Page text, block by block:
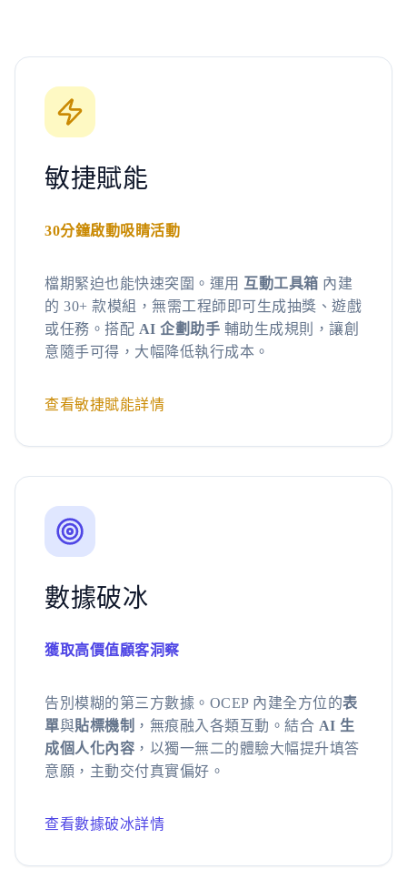
敏捷賦能
30分鐘啟動吸睛活動
檔期緊迫也能快速突圍。運用 互動工具箱 內建
的 30+ 款模組，無需工程師即可生成抽獎、遊戲
或任務。搭配 AI 企劃助手 輔助生成規則，讓創
意隨手可得，大幅降低執行成本。
查看敏捷賦能詳情
數據破冰
獲取高價值顧客洞察
告別模糊的第三方數據。OCEP 內建全方位的表
單與貼標機制 ，無痕融入各類互動。結合 AI 生
成個人化內容 ，以獨一無二的體驗大幅提升填答
意願，主動交付真實偏好。
查看數據破冰詳情